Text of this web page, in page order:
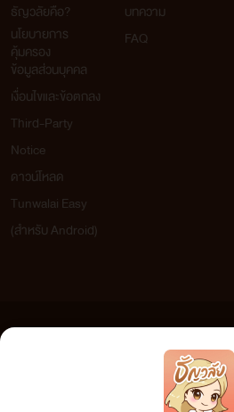
ธัญวลัยคือ?
นโยบายการ
คุ้มครอง
ข้อมูลส่วนบุคคล
เงื่อนไขและข้อตกลง
Third-Party
Notice
ดาวน์โหลด
Tunwalai Easy
(สำหรับ Android)
บทความ
FAQ
เว็บไซต์แห่งนี้ไม่ได้เห็นด้วยและไม่ขอรับผิดชอบต่อข้อความใ
วิจารณญาณในการกลั่นกรองด้วยตนเอง และหากท่านพบข้อค
กรุณาแจ้งมาที่ tunwalai@ookbee.com เพื่อทีมงานจะได้ดำ